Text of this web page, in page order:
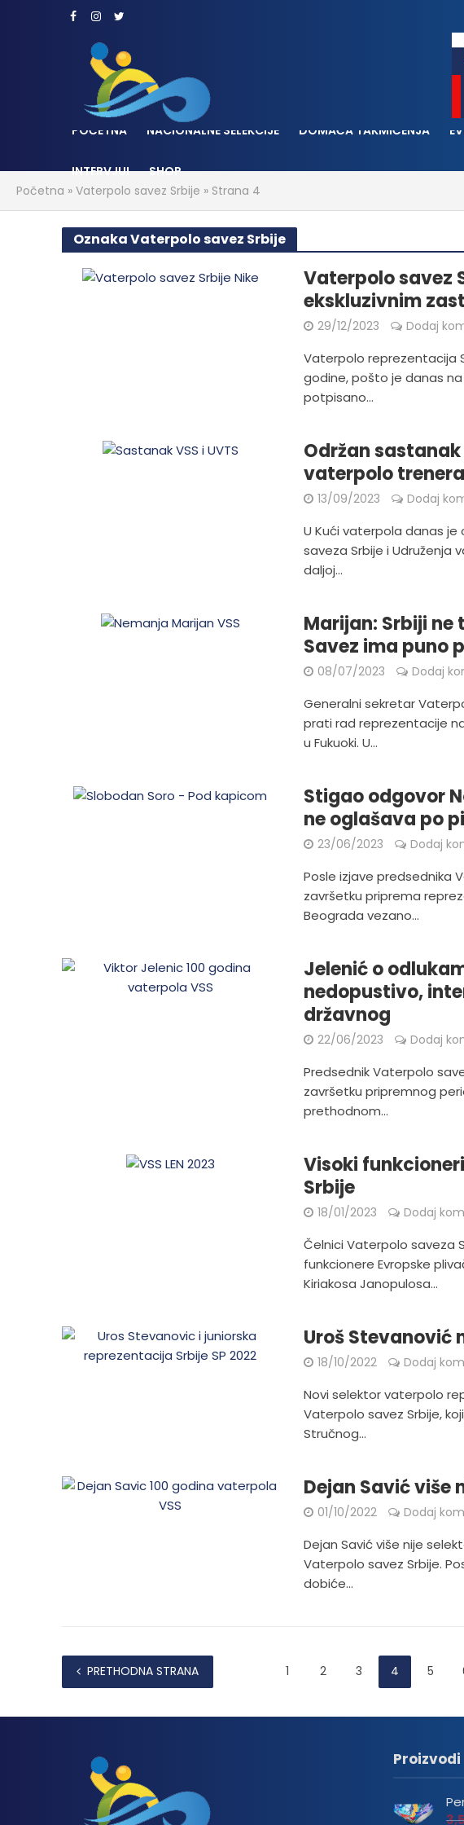
POČETNA NACIONALNE SELEKCIJE DOMAĆA TAKMIČENJA
INTERVJUI
SHOP
Početna » Vaterpolo savez Srbije » Strana 4
Oznaka Vaterpolo savez Srbije
Vaterpolo savez
ekskluzivnim
29/12/2023 Dodaj
Vaterpolo reprezentacija
godine, pošto je danas na
potpisano...
Održan
vaterpolo
13/09/2023 Dodaj
U Kući vaterpola danas
saveza Srbije i Udruženja
daljoj...
Marijan: Srbiji
Savez ima puno
08/07/2023 Dodaj
Generalni sekretar
prati rad reprezentacije
u Fukuoki. U...
Stigao odgovor
ne oglašava po
23/06/2023 Dodaj
Posle izjave predsednika
završetku priprema
Beograda vezano...
Jelenić o
nedopustivo,
državnog
22/06/2023 Dodaj
Predsednik Vaterpolo
završetku pripremnog
prethodnom...
Visoki
Srbije
18/01/2023 Dodaj
Čelnici Vaterpolo saveza
funkcionere Evropske
Kiriakosa Janopulosa...
Uroš Stevanović
18/10/2022 Dodaj
Novi selektor vaterpolo
Vaterpolo savez Srbije,
Stručnog...
Dejan Savić više
01/10/2022 Dodaj
Dejan Savić više nije
Vaterpolo savez Srbije.
dobiće...
PRETHODNA STRANA 1 2 3 4 5
Proizvodi